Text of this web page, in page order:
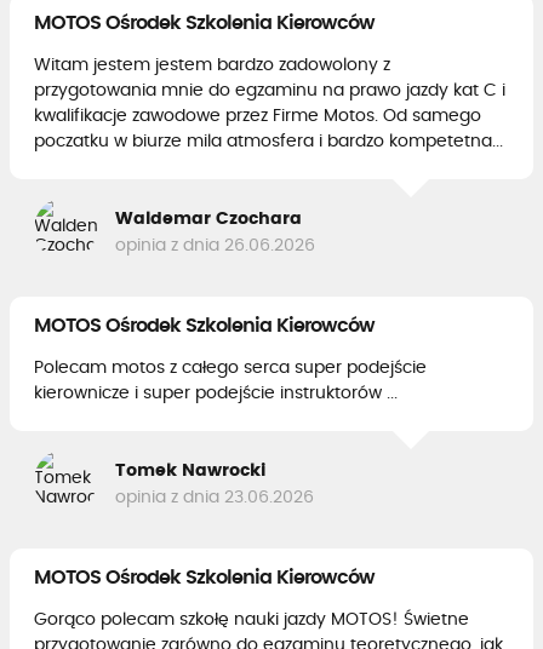
MOTOS Ośrodek Szkolenia Kierowców
Witam jestem jestem bardzo zadowolony z
przygotowania mnie do egzaminu na prawo jazdy kat C i
kwalifikacje zawodowe przez Firme Motos. Od samego
poczatku w biurze mila atmosfera i bardzo kompetetna...
Waldemar Czochara
opinia z dnia 26.06.2026
MOTOS Ośrodek Szkolenia Kierowców
Polecam motos z całego serca super podejście
kierownicze i super podejście instruktorów ...
Tomek Nawrocki
opinia z dnia 23.06.2026
MOTOS Ośrodek Szkolenia Kierowców
Gorąco polecam szkołę nauki jazdy MOTOS! Świetne
przygotowanie zarówno do egzaminu teoretycznego, jak